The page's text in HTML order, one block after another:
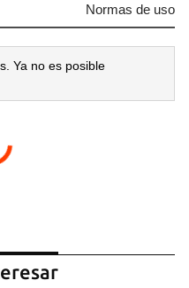
Normas de uso
Ya no es posible